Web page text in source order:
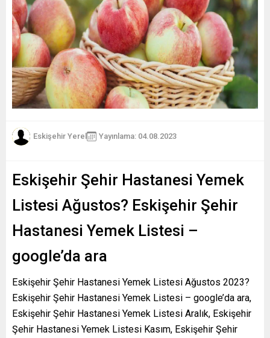
Eskişehir Yerel Yayınlama: 04.08.2023
Eskişehir Şehir Hastanesi Yemek
Listesi Ağustos? Eskişehir Şehir
Hastanesi Yemek Listesi –
google’da ara
Eskişehir Şehir Hastanesi Yemek Listesi Ağustos 2023?
Eskişehir Şehir Hastanesi Yemek Listesi – google’da ara,
Eskişehir Şehir Hastanesi Yemek Listesi Aralık, Eskişehir
Şehir Hastanesi Yemek Listesi Kasım, Eskişehir Şehir